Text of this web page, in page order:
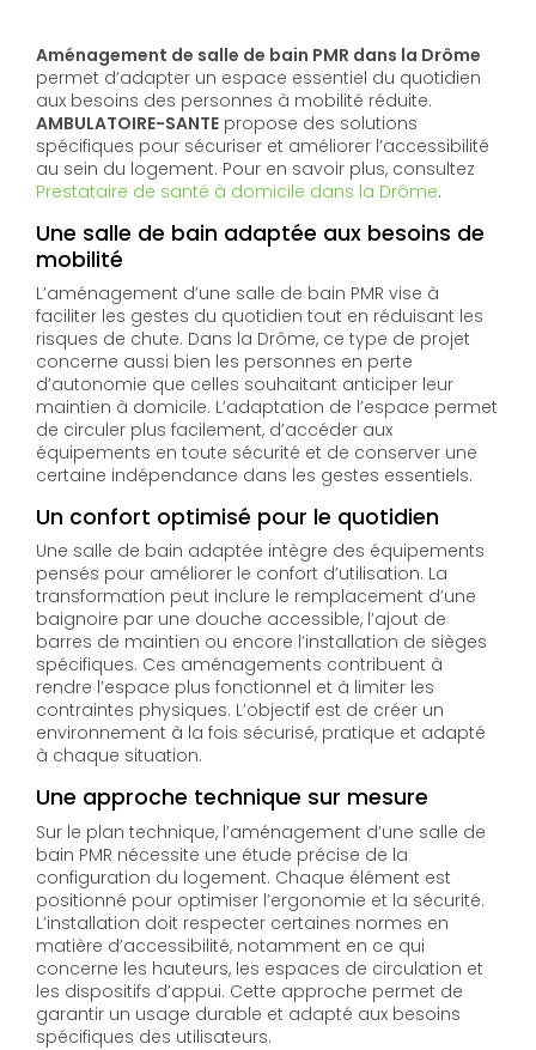
Aménagement de salle de bain PMR dans la Drôme
permet d’adapter un espace essentiel du quotidien
aux besoins des personnes à mobilité réduite.
AMBULATOIRE-SANTE propose des solutions
spécifiques pour sécuriser et améliorer l’accessibilité
au sein du logement. Pour en savoir plus, consultez
Prestataire de santé à domicile dans la Drôme.
Une salle de bain adaptée aux besoins de
mobilité
L’aménagement d’une salle de bain PMR vise à
faciliter les gestes du quotidien tout en réduisant les
risques de chute. Dans la Drôme, ce type de projet
concerne aussi bien les personnes en perte
d’autonomie que celles souhaitant anticiper leur
maintien à domicile. L’adaptation de l’espace permet
de circuler plus facilement, d’accéder aux
équipements en toute sécurité et de conserver une
certaine indépendance dans les gestes essentiels.
Un confort optimisé pour le quotidien
Une salle de bain adaptée intègre des équipements
pensés pour améliorer le confort d’utilisation. La
transformation peut inclure le remplacement d’une
baignoire par une douche accessible, l’ajout de
barres de maintien ou encore l’installation de sièges
spécifiques. Ces aménagements contribuent à
rendre l’espace plus fonctionnel et à limiter les
contraintes physiques. L’objectif est de créer un
environnement à la fois sécurisé, pratique et adapté
à chaque situation.
Une approche technique sur mesure
Sur le plan technique, l’aménagement d’une salle de
bain PMR nécessite une étude précise de la
configuration du logement. Chaque élément est
positionné pour optimiser l’ergonomie et la sécurité.
L’installation doit respecter certaines normes en
matière d’accessibilité, notamment en ce qui
concerne les hauteurs, les espaces de circulation et
les dispositifs d’appui. Cette approche permet de
garantir un usage durable et adapté aux besoins
spécifiques des utilisateurs.